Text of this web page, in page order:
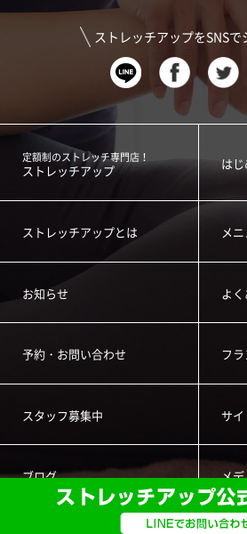
ストレッチアップをSNSで
定額制のストレッチ専門店！
ストレッチアップ
はじ
ストレッチアップとは メ
お知らせ よく
予約・お問い合わせ フラ
スタッフ募集中 サイ
ブログ メデ
©stretch-up. all